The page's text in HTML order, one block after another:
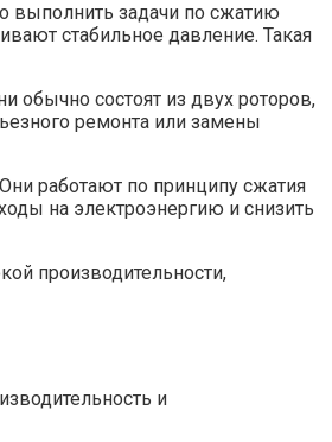
выполнить задачи по сжатию
стабильное давление. Такая
состоят из двух роторов,
ремонта или замены
работают по принципу сжатия
на электроэнергию и снизить
производительности,
и